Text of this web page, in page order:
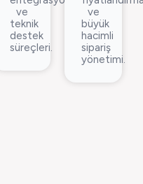
ve
teknik
destek
süreçleri.
ve
büyük
hacimli
sipariş
yönetimi.